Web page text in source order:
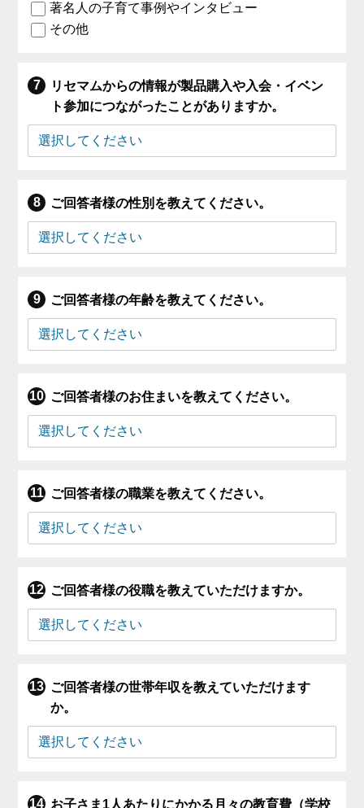
著名人の子育て事例やインタビュー
その他
リセマムからの情報が製品購入や入会・イベン
ト参加につながったことがありますか。
ご回答者様の性別を教えてください。
ご回答者様の年齢を教えてください。
ご回答者様のお住まいを教えてください。
ご回答者様の職業を教えてください。
ご回答者様の役職を教えていただけますか。
ご回答者様の世帯年収を教えていただけます
か。
お子さま1人あたりにかかる月々の教育費（学校